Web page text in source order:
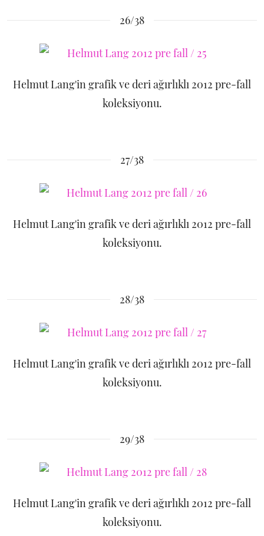
26/38
Helmut Lang'in grafik ve deri ağırlıklı 2012 pre-fall
koleksiyonu.
27/38
Helmut Lang'in grafik ve deri ağırlıklı 2012 pre-fall
koleksiyonu.
28/38
Helmut Lang'in grafik ve deri ağırlıklı 2012 pre-fall
koleksiyonu.
29/38
Helmut Lang'in grafik ve deri ağırlıklı 2012 pre-fall
koleksiyonu.